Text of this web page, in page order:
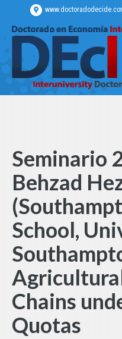
Seminario
Behzad
School,
Chains
Quotas